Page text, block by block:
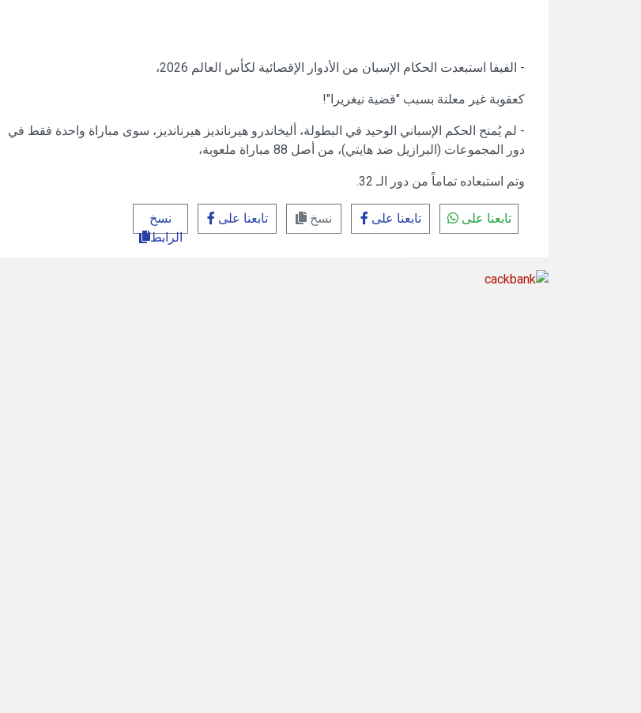
- الفيفا استبعدت الحكام الإسبان من الأدوار الإقصائية لكأس العالم 2026،
كعقوبة غير معلنة بسبب "قضية نيغريرا"!
- لم يُمنح الحكم الإسباني الوحيد في البطولة، أليخاندرو هيرنانديز هيرنانديز، سوى مباراة واحدة فقط في
دور المجموعات (البرازيل ضد هايتي)، من أصل 88 مباراة ملعوبة،
وتم استبعاده تماماً من دور الـ 32.
تابعنا على تابعنا على نسخ تابعنا على
نسخ
الرابط